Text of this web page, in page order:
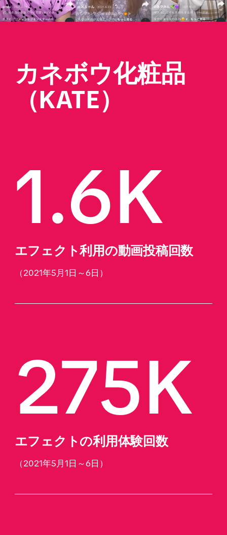
カネボウ化粧品
（KATE）
1.6K
エフェクト利用の動画投稿回数
（2021年5月1日～6日）
275K
エフェクトの利用体験回数
（2021年5月1日～6日）